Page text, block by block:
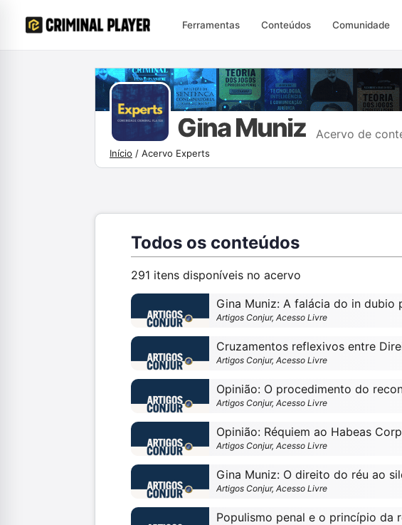
Ferramentas Conteúdos Comunidade
Gina Muniz Acervo de
Início / Acervo Experts
Todos os conteúdos
291 itens disponíveis no acervo
Gina Muniz: A falácia do in dubio
Artigos Conjur, Acesso Livre
Cruzamentos reflexivos entre
Artigos Conjur, Acesso Livre
Opinião: O procedimento do
Artigos Conjur, Acesso Livre
Opinião: Réquiem ao Habeas
Artigos Conjur, Acesso Livre
Gina Muniz: O direito do réu ao
Artigos Conjur, Acesso Livre
Populismo penal e o princípio da